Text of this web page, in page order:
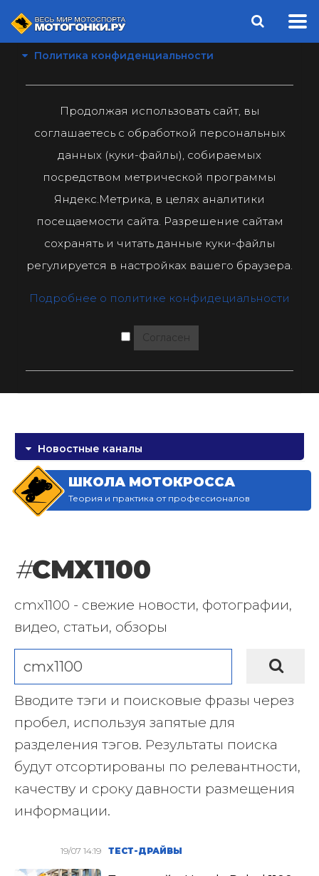
Политика конфиденциальности
Продолжая использовать сайт, вы
соглашаетесь с обработкой персональных
данных (куки-файлы), собираемых
посредством метрической программы
Яндекс.Метрика, в целях аналитики
посещаемости сайта. Разрешение сайтам
сохранять и читать данные куки-файлы
регулируется в настройках вашего браузера.
Подробнее о политике конфидециальности
Согласен
Новостные каналы
ШКОЛА МОТОКРОССА
Теория и практика от профессионалов
#CMX1100
cmx1100 - свежие новости, фотографии,
видео, статьи, обзоры
Вводите тэги и поисковые фразы через
пробел, используя запятые для
разделения тэгов. Результаты поиска
будут отсортированы по релевантности,
качеству и сроку давности размещения
информации.
19/07 14:19 ТЕСТ-ДРАЙВЫ